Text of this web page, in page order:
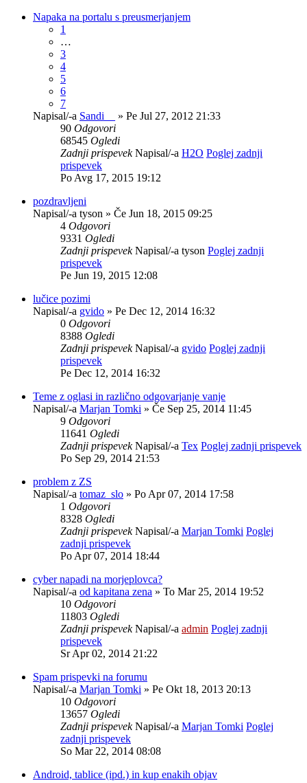
Napaka na portalu s preusmerjanjem
1
…
3
4
5
6
7
Napisal/-a Sandi__
» Pe Jul 27, 2012 21:33
90 Odgovori
68545 Ogledi
Zadnji prispevekNapisal/-a H2O Poglej zadnji
prispevek
Po Avg 17, 2015 19:12
pozdravljeni
Napisal/-a tyson » Če Jun 18, 2015 09:25
4 Odgovori
9331 Ogledi
Zadnji prispevekNapisal/-a tyson Poglej zadnji
prispevek
Pe Jun 19, 2015 12:08
lučice pozimi
Napisal/-a gvido » Pe Dec 12, 2014 16:32
0 Odgovori
8388 Ogledi
Zadnji prispevekNapisal/-a gvido Poglej zadnji
prispevek
Pe Dec 12, 2014 16:32
Teme z oglasi in različno odgovarjanje vanje
Napisal/-a Marjan Tomki » Če Sep 25, 2014 11:45
9 Odgovori
11641 Ogledi
Zadnji prispevekNapisal/-a Tex Poglej zadnji prispevek
Po Sep 29, 2014 21:53
problem z ZS
Napisal/-a tomaz_slo » Po Apr 07, 2014 17:58
1 Odgovori
8328 Ogledi
Zadnji prispevekNapisal/-a Marjan Tomki Poglej
zadnji prispevek
Po Apr 07, 2014 18:44
cyber napadi na morjeplovca?
Napisal/-a od kapitana zena » To Mar 25, 2014 19:52
10 Odgovori
11803 Ogledi
Zadnji prispevekNapisal/-a admin Poglej zadnji
prispevek
Sr Apr 02, 2014 21:22
Spam prispevki na forumu
Napisal/-a Marjan Tomki » Pe Okt 18, 2013 20:13
10 Odgovori
13657 Ogledi
Zadnji prispevekNapisal/-a Marjan Tomki Poglej
zadnji prispevek
So Mar 22, 2014 08:08
Android, tablice (ipd.) in kup enakih objav